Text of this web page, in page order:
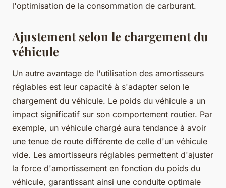
l'optimisation de la consommation de carburant.
Ajustement selon le chargement du
véhicule
Un autre avantage de l'utilisation des amortisseurs
réglables est leur capacité à s'adapter selon le
chargement du véhicule. Le poids du véhicule a un
impact significatif sur son comportement routier. Par
exemple, un véhicule chargé aura tendance à avoir
une tenue de route différente de celle d'un véhicule
vide. Les amortisseurs réglables permettent d'ajuster
la force d'amortissement en fonction du poids du
véhicule, garantissant ainsi une conduite optimale